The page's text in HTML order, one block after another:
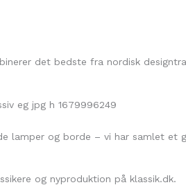
det bedste fra nordisk
lamper og borde – vi har samlet et
og nyproduktion på klassik.dk.